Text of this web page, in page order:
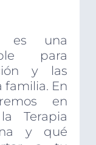
es una
para
y las
familia. En
en
Terapia
y qué